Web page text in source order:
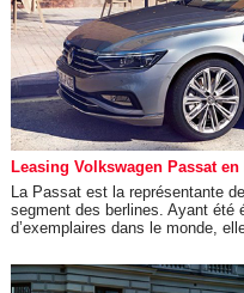
Leasing Volkswagen Passat
La Passat est la représentante
segment des berlines. Ayant été
d’exemplaires dans le monde,